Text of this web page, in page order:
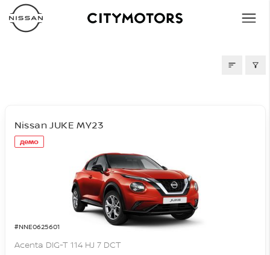
демо
#NNE0625601
Nissan JUKE MY23
Acenta DIG-T 114 HJ 7 DCT